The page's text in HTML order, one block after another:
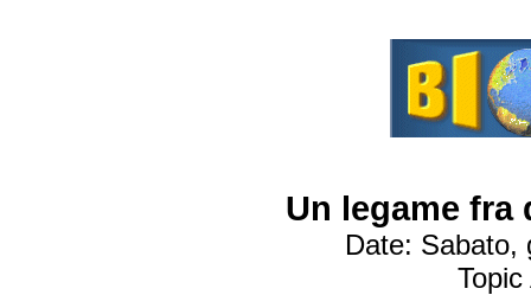
Un legame
Date: Sabato,